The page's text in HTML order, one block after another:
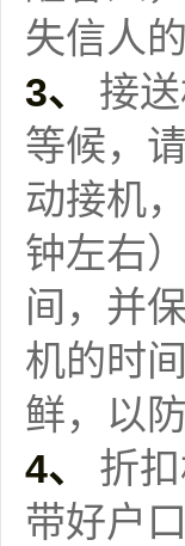
失信人
3、
接
等候，
动接机
钟左右
间，并
机的时
鲜，以
4、 折
带好户